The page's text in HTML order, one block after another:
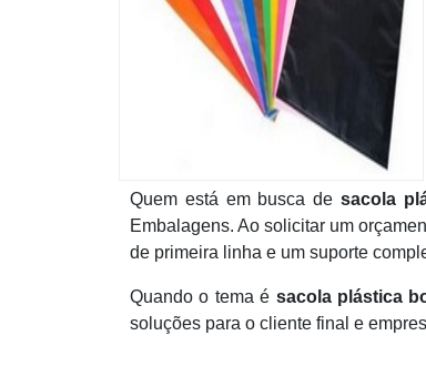
Quem está em busca desacola
Embalagens. Ao solicitar um
de primeira linha e um suporte
Quando o tema é sacola plástica
soluções para o cliente final e